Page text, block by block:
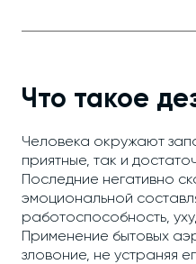
Что такое
Человека окружают
приятные, так и
Последние негативно
эмоциональной
работоспособность,
Применение бытовых
зловоние, не устраняя